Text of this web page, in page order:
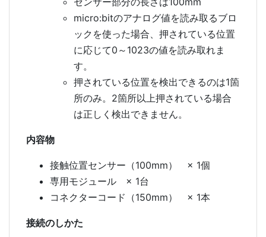
micro:bitのアナログ値を読み取るブロ
ックを使った場合、押されている位置
に応じて0～1023の値を読み取れま
す。
押されている位置を検出できるのは1箇
所のみ。2箇所以上押されている場合
は正しく検出できません。
内容物
接触位置センサー（100mm） × 1個
専用モジュール × 1台
コネクターコード（150mm） × 1本
接続のしかた